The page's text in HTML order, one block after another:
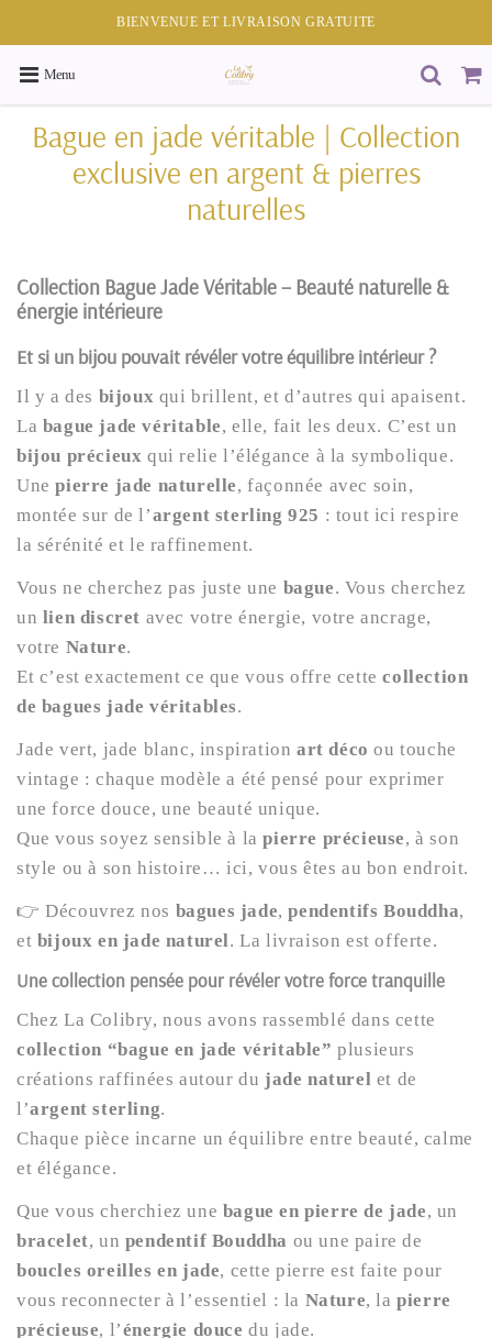
BIENVENUE ET LIVRAISON GRATUITE
Menu
Bague en jade véritable | Collection
exclusive en argent & pierres
naturelles
Collection Bague Jade Véritable – Beauté naturelle &
énergie intérieure
Et si un bijou pouvait révéler votre équilibre intérieur ?
Il y a des bijoux qui brillent, et d’autres qui apaisent.
La bague jade véritable, elle, fait les deux. C’est un
bijou précieux qui relie l’élégance à la symbolique.
Unepierre jade naturelle, façonnée avec soin,
montée sur de l’argent sterling 925 : tout ici respire
la sérénité et le raffinement.
Vous ne cherchez pas juste une bague. Vous cherchez
un lien discret avec votre énergie, votre ancrage,
votre Nature.
Et c’est exactement ce que vous offre cettecollection
de bagues jade véritables.
Jade vert, jade blanc, inspiration art déco ou touche
vintage : chaque modèle a été pensé pour exprimer
une force douce, une beauté unique.
Que vous soyez sensible à lapierre précieuse, à son
style ou à son histoire… ici, vous êtes au bon endroit.
👉 Découvrez nos bagues jade,pendentifs Bouddha,
et bijoux en jade naturel. La livraison est offerte.
Une collection pensée pour révéler votre force tranquille
Chez La Colibry, nous avons rassemblé dans cette
collection “bague en jade véritable” plusieurs
créations raffinées autour du jade naturel et de
l’argent sterling.
Chaque pièce incarne un équilibre entre beauté, calme
et élégance.
Que vous cherchiez une bague en pierre de jade, un
bracelet, un pendentif Bouddha ou une paire de
boucles oreilles en jade, cette pierre est faite pour
vous reconnecter à l’essentiel : la Nature, lapierre
précieuse, l’énergie douce du jade.